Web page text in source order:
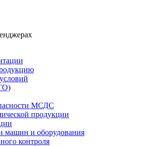
МСДС
продукции
машин и оборудования
контроля